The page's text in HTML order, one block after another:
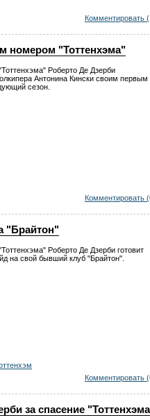
Комментировать
номером "Тоттенхэма"
Роберто Де Дзерби
Антонина Кински своим первым
сезон.
Комментировать
"Брайтон"
Роберто Де Дзерби готовит
на свой бывший клуб "Брайтон".
Комментировать
за спасение